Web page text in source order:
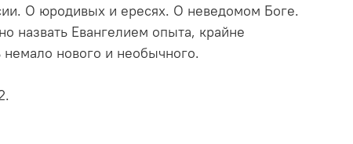
О юродивых и ересях. О неведомом Боге.
назвать Евангелием опыта, крайне
нового и необычного.